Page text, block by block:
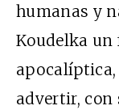
humanas y
Koudelka un
advertir, con